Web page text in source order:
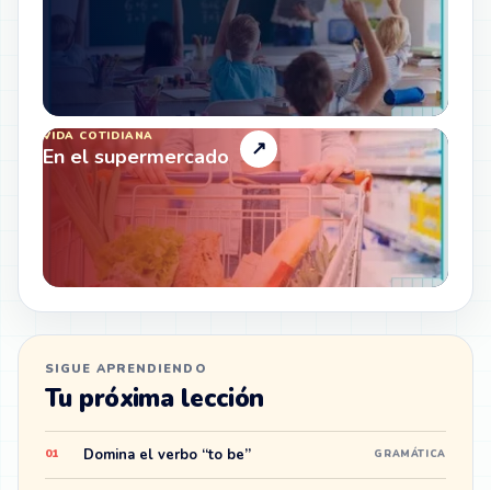
VIDA COTIDIANA
En el supermercado ↗
SIGUE APRENDIENDO
Tu próxima lección
01 Domina el verbo “to be” GRAMÁTICA